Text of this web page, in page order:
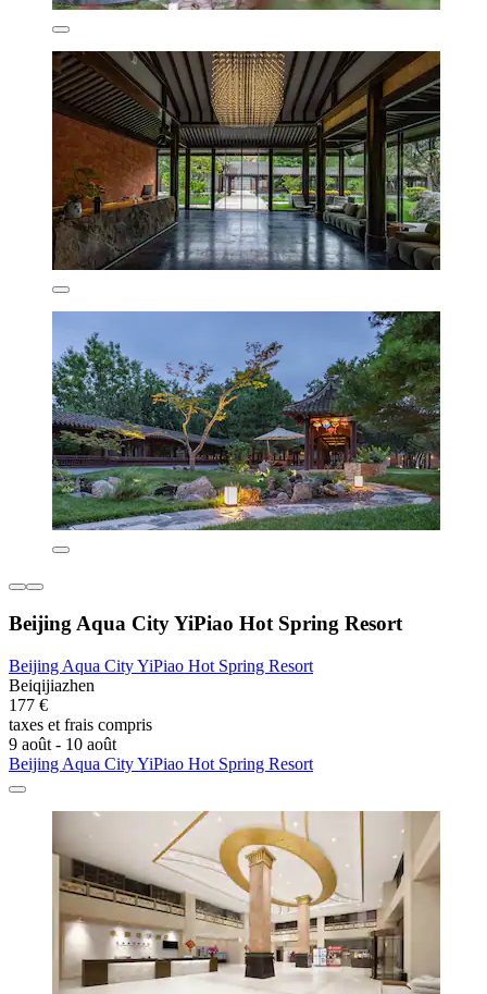
Beijing Aqua City YiPiao Hot Spring Resort
Beijing Aqua City YiPiao Hot Spring Resort
Beiqijiazhen
177 €
taxes et frais compris
9 août - 10 août
Beijing Aqua City YiPiao Hot Spring Resort